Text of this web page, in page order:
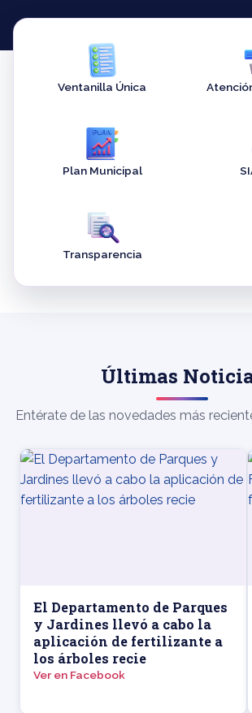
Ventanilla Única
Plan Municipal
Transparencia
Últimas
Entérate de las novedades más
El Departamento de Parques
y Jardines llevó a cabo la
aplicación de fertilizante a
los árboles recie
Ver en Facebook